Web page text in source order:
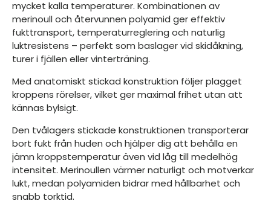
mycket kalla temperaturer. Kombinationen av
merinoull och återvunnen polyamid ger effektiv
fukttransport, temperaturreglering och naturlig
luktresistens – perfekt som baslager vid skidåkning,
turer i fjällen eller vinterträning.
Med anatomiskt stickad konstruktion följer plagget
kroppens rörelser, vilket ger maximal frihet utan att
kännas bylsigt.
Den tvålagers stickade konstruktionen transporterar
bort fukt från huden och hjälper dig att behålla en
jämn kroppstemperatur även vid låg till medelhög
intensitet. Merinoullen värmer naturligt och motverkar
lukt, medan polyamiden bidrar med hållbarhet och
snabb torktid.